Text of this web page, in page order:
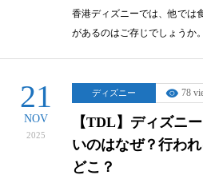
香港ディズニーでは、他では
があるのはご存じでしょうか
21
NOV
2025
ディズニー 78
【TDL】ディズニ
いのはなぜ？行わ
どこ？